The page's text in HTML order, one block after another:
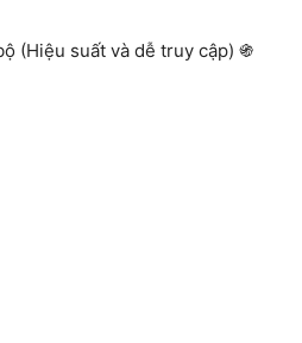
(Hiệu suất và dễ truy cập) ֍